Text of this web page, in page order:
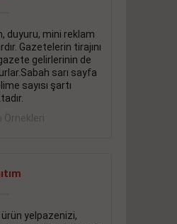
duyuru, mini reklam
Gazetelerin tirajını
gelirlerinin de
sarı sayfa
sayısı şartı
Örnekleri
ürün yelpazenizi,